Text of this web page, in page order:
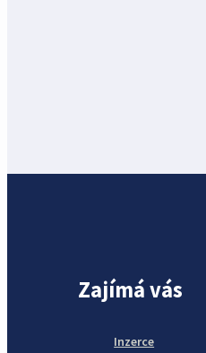
Zajímá vás
Inzerce